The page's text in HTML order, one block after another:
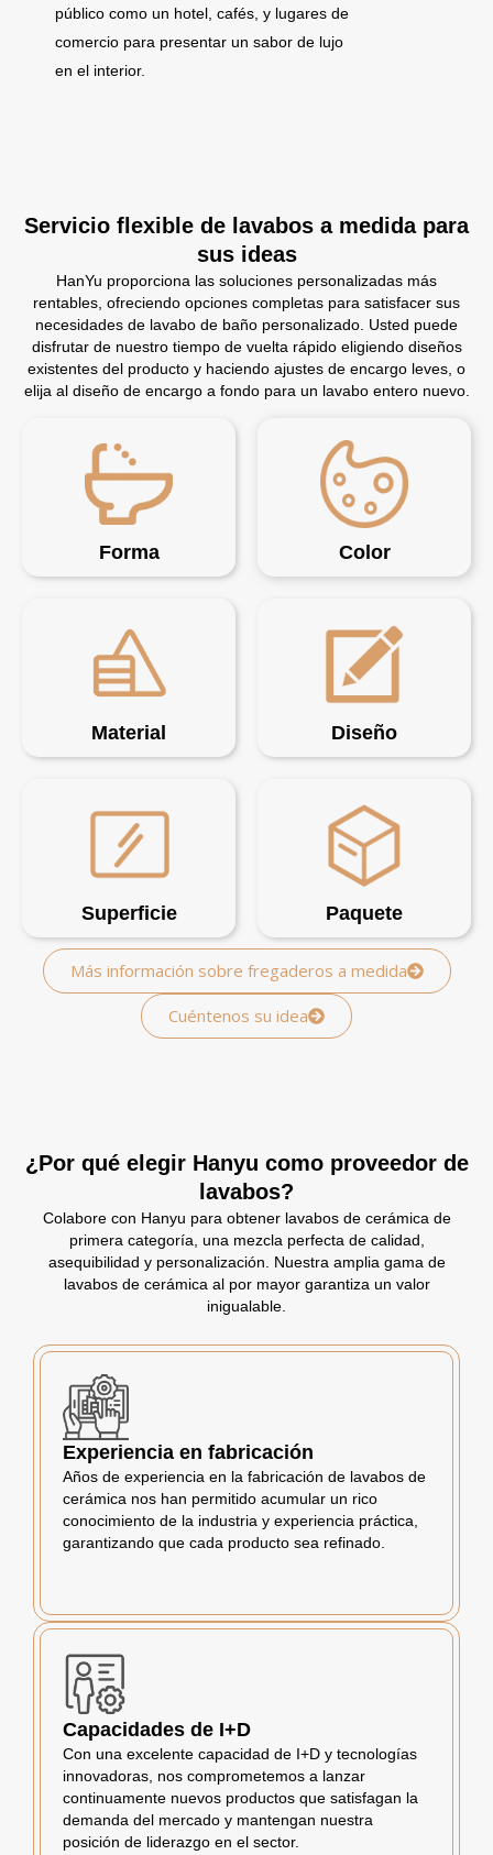
público como un hotel, cafés, y lugares de
comercio para presentar un sabor de lujo
en el interior.
Servicio flexible de lavabos a medida para
sus ideas
HanYu proporciona las soluciones personalizadas más
rentables, ofreciendo opciones completas para satisfacer sus
necesidades de lavabo de baño personalizado. Usted puede
disfrutar de nuestro tiempo de vuelta rápido eligiendo diseños
existentes del producto y haciendo ajustes de encargo leves, o
elija al diseño de encargo a fondo para un lavabo entero nuevo.
Forma Color
Material Diseño
Superficie Paquete
Más información sobre fregaderos a medida
Cuéntenos su idea
¿Por qué elegir Hanyu como proveedor de
lavabos?
Colabore con Hanyu para obtener lavabos de cerámica de
primera categoría, una mezcla perfecta de calidad,
asequibilidad y personalización. Nuestra amplia gama de
lavabos de cerámica al por mayor garantiza un valor
inigualable.
Experiencia en fabricación
Años de experiencia en la fabricación de lavabos de
cerámica nos han permitido acumular un rico
conocimiento de la industria y experiencia práctica,
garantizando que cada producto sea refinado.
Capacidades de I+D
Con una excelente capacidad de I+D y tecnologías
innovadoras, nos comprometemos a lanzar
continuamente nuevos productos que satisfagan la
demanda del mercado y mantengan nuestra
posición de liderazgo en el sector.